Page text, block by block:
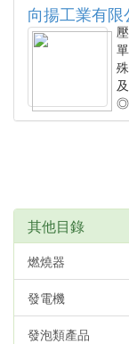
向揚工業有限
◎
其他目錄
燃燒器
發電機
發泡類產品